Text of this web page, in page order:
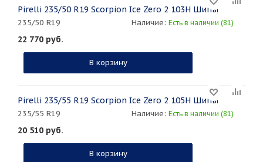
Pirelli 235/50 R19 Scorpion Ice Zero 2 103H Шипы
235/50 R19 Наличие: Есть в наличии (81)
22 770 руб.
В корзину
Pirelli 235/55 R19 Scorpion Ice Zero 2 105H Шипы
235/55 R19 Наличие: Есть в наличии (81)
20 510 руб.
В корзину